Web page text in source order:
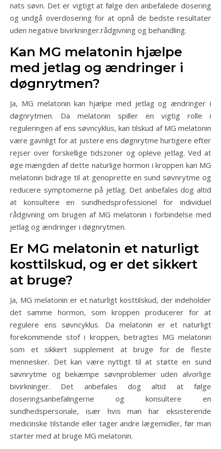
nats søvn. Det er vigtigt at følge den anbefalede dosering
og undgå overdosering for at opnå de bedste resultater
uden negative bivirkninger.rådgivning og behandling.
Kan MG melatonin hjælpe
med jetlag og ændringer i
døgnrytmen?
Ja, MG melatonin kan hjælpe med jetlag og ændringer i
døgnrytmen. Da melatonin spiller en vigtig rolle i
reguleringen af ens søvncyklus, kan tilskud af MG melatonin
være gavnligt for at justere ens døgnrytme hurtigere efter
rejser over forskellige tidszoner og opleve jetlag. Ved at
øge mængden af dette naturlige hormon i kroppen kan MG
melatonin bidrage til at genoprette en sund søvnrytme og
reducere symptomerne på jetlag. Det anbefales dog altid
at konsultere en sundhedsprofessionel for individuel
rådgivning om brugen af MG melatonin i forbindelse med
jetlag og ændringer i døgnrytmen.
Er MG melatonin et naturligt
kosttilskud, og er det sikkert
at bruge?
Ja, MG melatonin er et naturligt kosttilskud, der indeholder
det samme hormon, som kroppen producerer for at
regulere ens søvncyklus. Da melatonin er et naturligt
forekommende stof i kroppen, betragtes MG melatonin
som et sikkert supplement at bruge for de fleste
mennesker. Det kan være nyttigt til at støtte en sund
søvnrytme og bekæmpe søvnproblemer uden alvorlige
bivirkninger. Det anbefales dog altid at følge
doseringsanbefalingerne og konsultere en
sundhedspersonale, især hvis man har eksisterende
medicinske tilstande eller tager andre lægemidler, før man
starter med at bruge MG melatonin.